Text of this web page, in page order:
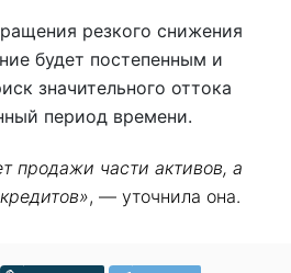
резкого снижения
будет постепенным и
значительного оттока
период времени.
продажи части активов, а
, — уточнила она.